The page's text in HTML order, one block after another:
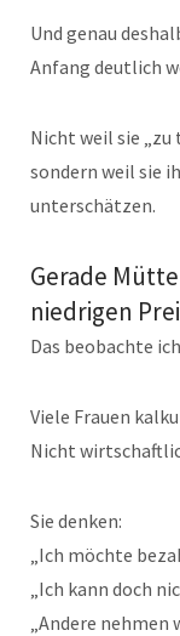
Und genau
Anfang deutlich
Nicht weil sie „zu
sondern weil sie
unterschätzen.
Gerade
niedrigen
Das beobachte
Viele Frauen
Nicht
Sie denken:
„Ich möchte
„Ich kann doch
„Andere nehmen